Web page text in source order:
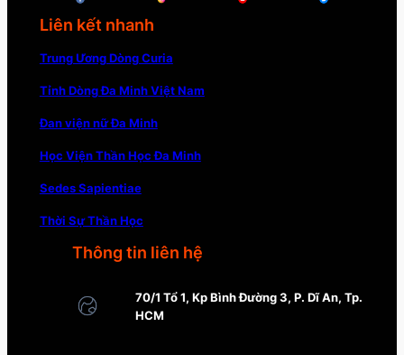
Liên kết nhanh
Trung Ương Dòng Curia
Tỉnh Dòng Đa Minh Việt Nam
Đan viện nữ Đa Minh
Học Viện Thần Học Đa Minh
Sedes Sapientiae
Thời Sự Thần Học
Thông tin liên hệ
70/1 Tổ 1, Kp Bình Đường 3, P. Dĩ An, Tp.
HCM